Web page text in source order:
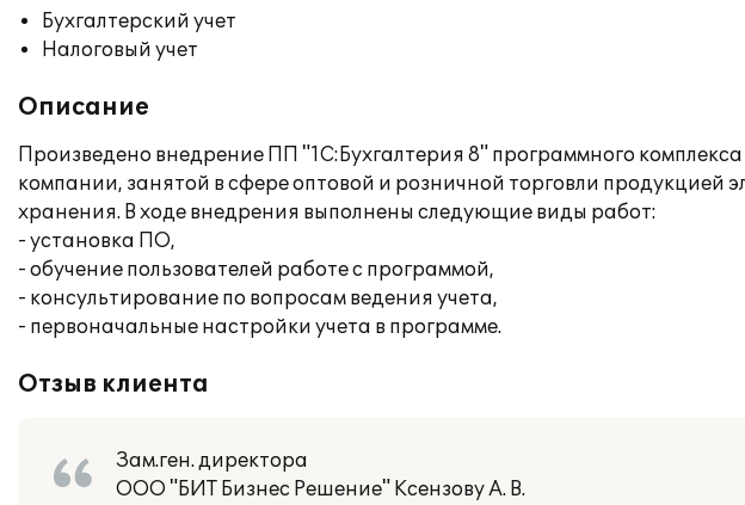
Бухгалтерский учет
Налоговый учет
Описание
Произведено внедрение ПП "1С:Бухгалтерия 8" программного
компании, занятой в сфере оптовой и розничной торговли продукцией
хранения. В ходе внедрения выполнены следующие виды работ:
- установка ПО,
- обучение пользователей работе с программой,
- консультирование по вопросам ведения учета,
- первоначальные настройки учета в программе.
Отзыв клиента
Зам.ген. директора
ООО "БИТ Бизнес Решение" Ксензову А. В.